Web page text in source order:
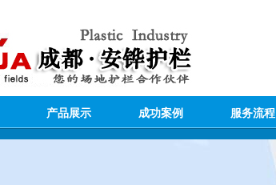
产品展示 成功案例 服务流程